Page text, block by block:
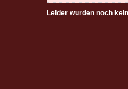
Leider wurden noch